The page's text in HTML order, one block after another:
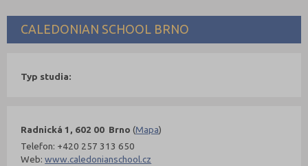
CALEDONIAN SCHOOL BRNO
Radnická 1, 602 00 Brno (Mapa)
Telefon: +420 257 313 650
Web:www.caledonianschool.cz
Typ studia: